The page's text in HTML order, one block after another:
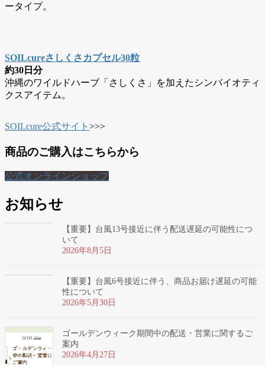
ータイプ。
SOILcureさしくさ カプセル30粒
約30日分
沖縄のワイルドハーブ「さしくさ」を加えたシンバイオティ
クスアイテム。
SOILcure公式サイト >>>
商品のご購入はこちらから
公式オンラインショップ
お知らせ
【重要】台風13号接近に伴う配送遅延の可能性につ
いて
2026年8月5日
【重要】台風6号接近に伴う、商品お届け遅延の可能
性について
2026年5月30日
ゴールデンウィーク期間中の配送・営業に関するご
案内
2026年4月27日